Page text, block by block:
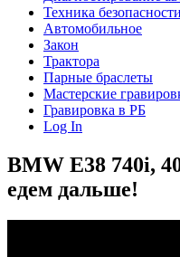
Техника безопасности
Автомобильное
Закон
Трактора
Парные браслеты
Мастерские
Гравировка в РБ
Log In
BMW E38 740i,
едем дальше!